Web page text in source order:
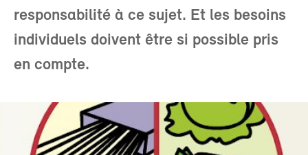
responsabilité à ce sujet. Et les besoins
individuels doivent être si possible pris
en compte.